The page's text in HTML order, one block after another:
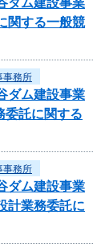
関する一般競
事務所
ダム建設事業
委託に関する
事務所
ダム建設事業
計業務委託に